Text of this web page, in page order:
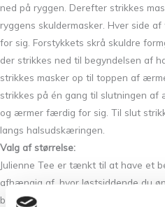
ned på ryggen. Derefter strikkes
ryggens skuldermasker. Hver side
for sig. Forstykkets skrå skuldre
der strikkes ned til begyndelsen af
strikkes masker op til toppen af
strikkes på én gang til slutningen
og ærmer færdig for sig. Til slut
langs halsudskæringen.
Valg af størrelse:
Julienne Tee er tænkt til at have et
afhængig af, hvor løstsiddende du
bevægelsesrum på 8 cm.